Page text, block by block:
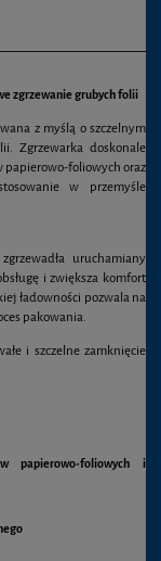
zgrzewanie grubych folii
z myślą o szczelnym
Zgrzewarka doskonale
papierowo-foliowych oraz
w przemyśle
uruchamiany
i zwiększa komfort
ładowności pozwala na
pakowania.
i szczelne zamknięcie
papierowo-foliowych i